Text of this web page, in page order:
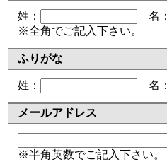
姓：
名：
※全角でご記入下さい。
ふりがな
姓： 名：
メールアドレス
※半角英数でご記入下さい。